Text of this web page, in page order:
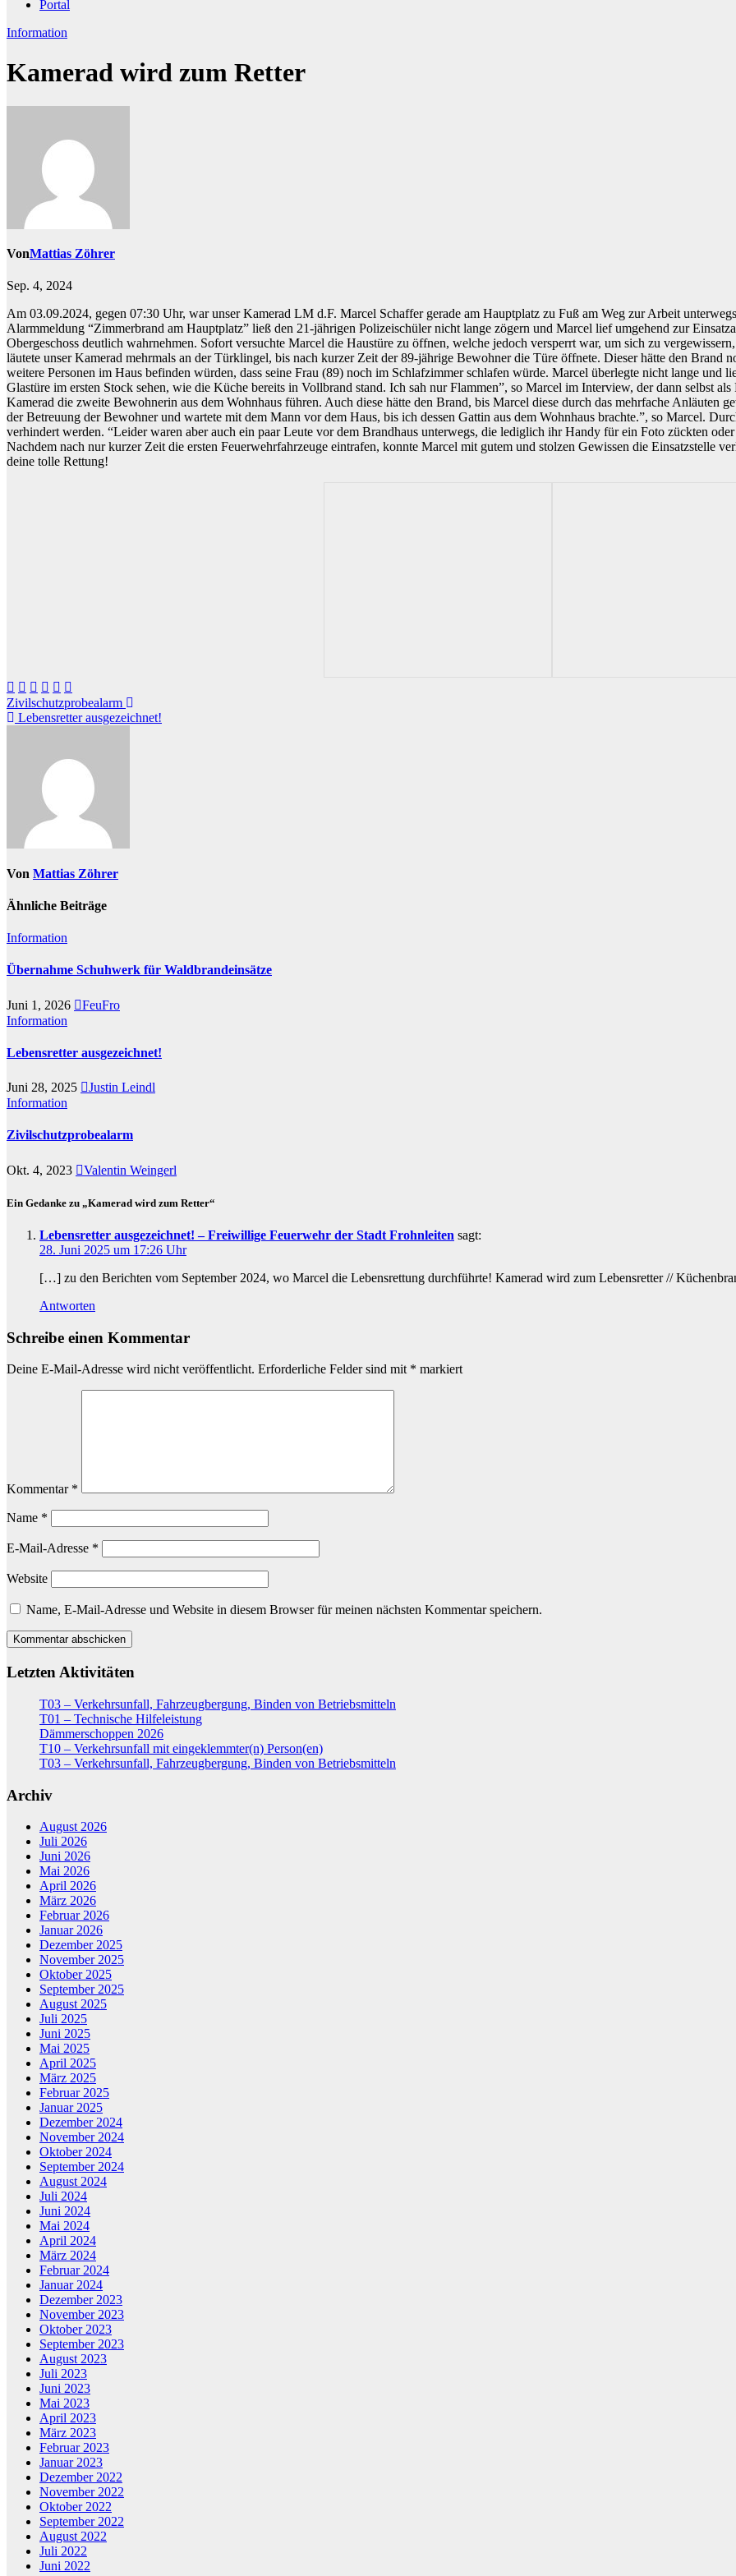
Portal
Information
Kamerad wird zum Retter
VonMattias Zöhrer
Sep. 4, 2024
Am 03.09.2024, gegen 07:30 Uhr, war unser Kamerad LM d.F. Marcel Schaffer gerade am Hauptplatz zu Fuß am Weg zur Arbeit
Alarmmeldung “Zimmerbrand am Hauptplatz” ließ den 21-jährigen Polizeischüler nicht lange zögern und Marcel lief umgehend zur
Obergeschoss deutlich wahrnehmen. Sofort versuchte Marcel die Haustüre zu öffnen, welche jedoch versperrt war, um sich zu
läutete unser Kamerad mehrmals an der Türklingel, bis nach kurzer Zeit der 89-jährige Bewohner die Türe öffnete. Dieser hätte den Brand
weitere Personen im Haus befinden würden, dass seine Frau (89) noch im Schlafzimmer schlafen würde. Marcel überlegte nicht lange und
Glastüre im ersten Stock sehen, wie die Küche bereits in Vollbrand stand. Ich sah nur Flammen”, so Marcel im Interview, der dann selbst
Kamerad die zweite Bewohnerin aus dem Wohnhaus führen. Auch diese hätte den Brand, bis Marcel diese durch das mehrfache Anläuten
der Betreuung der Bewohner und wartete mit dem Mann vor dem Haus, bis ich dessen Gattin aus dem Wohnhaus brachte.”, so Marcel.
verhindert werden. “Leider waren aber auch ein paar Leute vor dem Brandhaus unterwegs, die lediglich ihr Handy für ein Foto zückten
Nachdem nach nur kurzer Zeit die ersten Feuerwehrfahrzeuge eintrafen, konnte Marcel mit gutem und stolzen Gewissen die Einsatzstelle
deine tolle Rettung!
Beitragsnavigation
Zivilschutzprobealarm
Lebensretter ausgezeichnet!
Von Mattias Zöhrer
Ähnliche Beiträge
Information
Übernahme Schuhwerk für Waldbrandeinsätze
Juni 1, 2026
FeuFro
Information
Lebensretter ausgezeichnet!
Juni 28, 2025
Justin Leindl
Information
Zivilschutzprobealarm
Okt. 4, 2023 Valentin Weingerl
Ein Gedanke zu „Kamerad wird zum Retter“
Lebensretter ausgezeichnet! – Freiwillige Feuerwehr der Stadt Frohnleiten sagt:
28. Juni 2025 um 17:26 Uhr
[…] zu den Berichten vom September 2024, wo Marcel die Lebensrettung durchführte! Kamerad wird zum Lebensretter //
Antworten
Schreibe einen Kommentar
Deine E-Mail-Adresse wird nicht veröffentlicht. Erforderliche Felder sind mit * markiert
Kommentar *
Name *
E-Mail-Adresse *
Website
Name, E-Mail-Adresse und Website in diesem Browser für meinen nächsten Kommentar speichern.
Letzten Aktivitäten
T03 – Verkehrsunfall, Fahrzeugbergung, Binden von Betriebsmitteln
T01 – Technische Hilfeleistung
Dämmerschoppen 2026
T10 – Verkehrsunfall mit eingeklemmter(n) Person(en)
T03 – Verkehrsunfall, Fahrzeugbergung, Binden von Betriebsmitteln
Archiv
August 2026
Juli 2026
Juni 2026
Mai 2026
April 2026
März 2026
Februar 2026
Januar 2026
Dezember 2025
November 2025
Oktober 2025
September 2025
August 2025
Juli 2025
Juni 2025
Mai 2025
April 2025
März 2025
Februar 2025
Januar 2025
Dezember 2024
November 2024
Oktober 2024
September 2024
August 2024
Juli 2024
Juni 2024
Mai 2024
April 2024
März 2024
Februar 2024
Januar 2024
Dezember 2023
November 2023
Oktober 2023
September 2023
August 2023
Juli 2023
Juni 2023
Mai 2023
April 2023
März 2023
Februar 2023
Januar 2023
Dezember 2022
November 2022
Oktober 2022
September 2022
August 2022
Juli 2022
Juni 2022